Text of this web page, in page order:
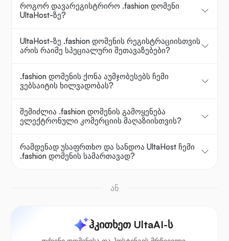
როგორ დავარეგისტრირო .fashion დომენი
UltaHost-ზე?
UltaHost-ზე .fashion დომენის რეგისტრაციისთვის
არის რაიმე სპეციალური შეთავაზებები?
.fashion დომენის ქონა აუმჯობესებს ჩემი
ვებსაიტის ხილვადობას?
შემიძლია .fashion დომენის გამოყენება
ელექტრონული კომერციის მაღაზიისთვის?
რამდენად უსაფრთხო და სანდოა UltaHost ჩემი
.fashion დომენის სამართავად?
ან
ჰკითხეთ UltaAI-ს